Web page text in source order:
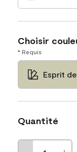
Choisir
* Requis
Esprit de
Quantité